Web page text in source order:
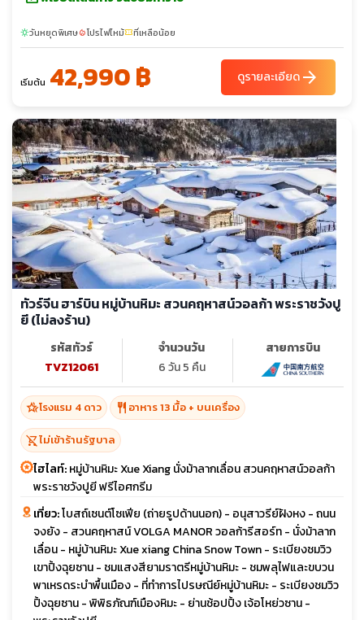
sunnyวันหยุดพิเศษlocal_fire_departmentโปรไฟไหม้confirmation_numberที่เหลือน้อย
เริ่มต้น 42,990 ฿ ดูรายละเอียดarrow_forward
ทัวร์จีน ฮาร์บิน หมู่บ้านหิมะ สวนคฤหาสน์วอลก้า พระราชวังปู
ยี (ไม่ลงร้าน)
รหัสทัวร์
TVZ12061
จำนวนวัน
6 วัน 5 คืน
สายการบิน
hotel_classโรงแรม 4 ดาว restaurant อาหาร 13 มื้อ + บนเครื่อง
shopping_cart_offไม่เข้าร้านรัฐบาล
ไฮไลท์:หมู่บ้านหิมะ Xue Xiang นั่งม้าลากเลื่อน สวนคฤหาสน์วอลก้า
พระราชวังปูยี ฟรีไอศกรีม
เที่ยว:โบสถ์เซนต์โซเฟีย (ถ่ายรูปด้านนอก) - อนุสาวรีย์ฝังหง - ถนน
จงยัง - สวนคฤหาสน์ VOLGA MANOR วอลก้ารีสอร์ท - นั่งม้าลาก
เลื่อน - หมู่บ้านหิมะ Xue xiang China Snow Town - ระเบียงชมวิว
เขาปิ้งฉุยซาน - ชมแสงสียามราตรีหมู่บ้านหิมะ - ชมพลุไฟและขบวน
พาเหรดระบำพื้นเมือง - ที่ทำการไปรษณีย์หมู่บ้านหิมะ - ระเบียงชมวิว
ปิ้งฉุยซาน - พิพิธภัณฑ์เมืองหิมะ - ย่านช้อปปิ้ง เจ้อโหย่วซาน -